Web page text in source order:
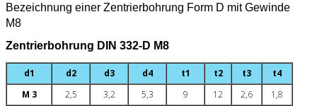
Bezeichnung einer Zentrierbohrung Form D mit Gewinde
M8
Zentrierbohrung DIN 332-D M8
d1 d2 d3 d4 t1 t2 t3
t4
M 3
2,5 3,2 5,3 9 12 2,6
1,8